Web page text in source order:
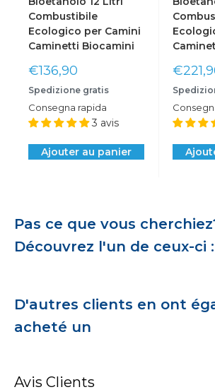
Combustibile
Ecologico per Camini
Caminetti Biocamini
Prix
réduit
€136,90
Spedizione gratis
Consegna rapida
3 avis
Ajouter au panier
Prix
réduit
Pas ce que vous
Découvrez l'un de ceux-ci :
D'autres clients en ont
acheté un
Avis Clients